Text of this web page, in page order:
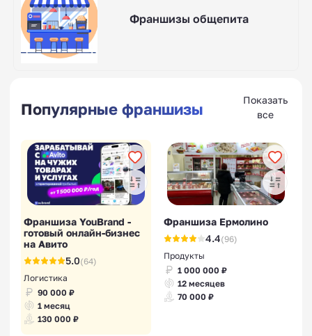
Франшизы общепита
Популярные франшизы
Показать
все
Франшиза YouBrand -
готовый онлайн-бизнес
на Авито
5.0(64)
Логистика
90 000 ₽
1 месяц
130 000 ₽
Франшиза Ермолино
4.4(96)
Продукты
1 000 000 ₽
12 месяцев
70 000 ₽